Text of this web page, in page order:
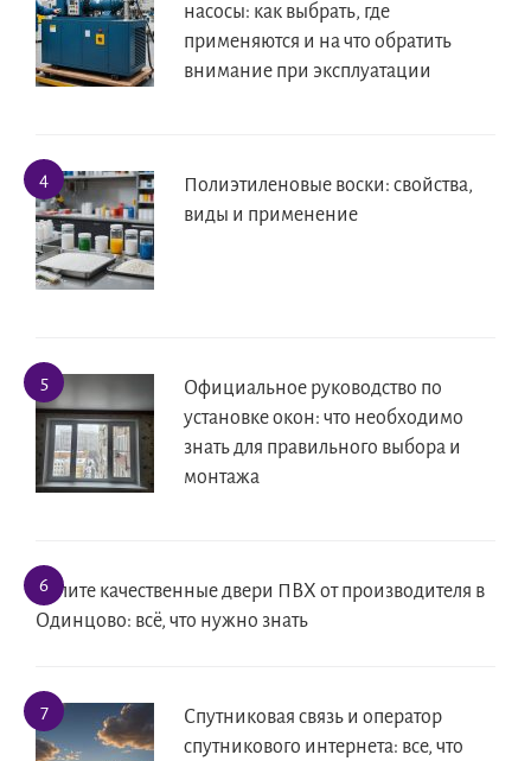
насосы: как выбрать, где
применяются и на что обратить
внимание при эксплуатации
Полиэтиленовые воски: свойства,
виды и применение
Официальное руководство по
установке окон: что необходимо
знать для правильного выбора и
монтажа
Купите качественные двери ПВХ от производителя в
Одинцово: всё, что нужно знать
Спутниковая связь и оператор
спутникового интернета: все, что